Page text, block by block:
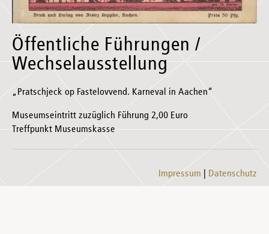
Öffentliche Führungen /
Wechselausstellung
„Pratschjeck op Fastelovvend. Karneval in Aachen“
Museumseintritt zuzüglich Führung 2,00 Euro
Treffpunkt Museumskasse
Impressum Datenschutz